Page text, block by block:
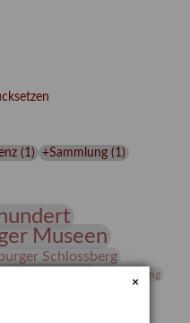
(1 ) +Sammlung(1 )
Museen
Schlossberg
Asta Gröting
×